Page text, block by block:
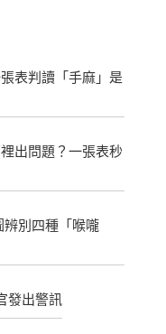
表判讀「手麻」是
出問題？一張表秒
辨別四種「喉嚨
發出警訊